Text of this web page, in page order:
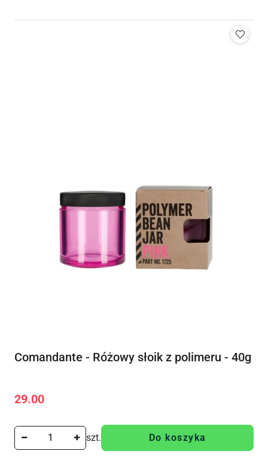
Comandante - Różowy słoik z polimeru - 40g
Cena:
29.00
szt. Do koszyka